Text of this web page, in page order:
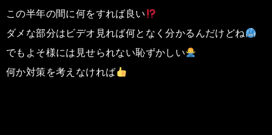
この半年の間に何をすれば良い
ダメな部分はビデオ見れば何となく分かるんだけどね
でもよそ様には見せられない恥ずかしい
何か対策を考えなければ